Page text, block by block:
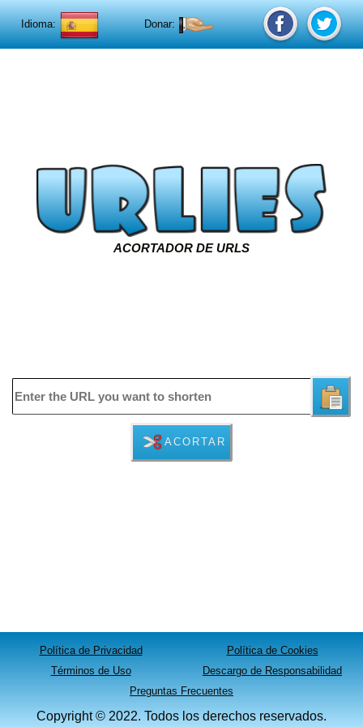
Idioma: Donar:
ACORTADOR DE URLS
ACORTAR
Política de Privacidad
Política de Cookies
Términos de Uso
Descargo de Responsabilidad
Preguntas Frecuentes
Copyright © 2022. Todos los derechos reservados.